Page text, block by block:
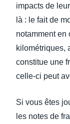
impacts de
là : le fait de
notamment en
kilométriques,
constitue une
celle-ci peut
Si vous êtes
les notes de